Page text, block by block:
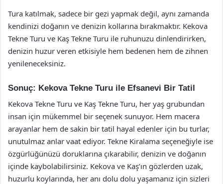
Tura katılmak, sadece bir gezi yapmak değil, aynı zamanda
kendinizi doğanın ve denizin kollarına bırakmaktır. Kekova
Tekne Turu ve Kaş Tekne Turu ile ruhunuzu dinlendirirken,
denizin huzur veren etkisiyle hem bedenen hem de zihnen
yenileneceksiniz.
Sonuç: Kekova Tekne Turu ile Efsanevi Bir Tatil
Kekova Tekne Turu ve Kaş Tekne Turu, her yaş grubundan
insan için mükemmel bir seçenek sunuyor. Hem macera
arayanlar hem de sakin bir tatil hayal edenler için bu turlar,
unutulmaz anlar vaat ediyor. Tekne Kiralama seçeneğiyle ise
özgürlüğünüzü doruklarına çıkarabilir, denizin ve doğanın
içinde kaybolabilirsiniz. Kekova ve Kaş’ın gözlerden uzak,
huzurlu koylarında, her anı dolu dolu yaşamanız için sizleri